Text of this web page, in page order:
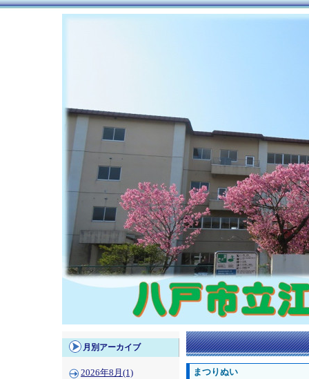
月別アーカイブ
2026年8月(1)
まつりぬい